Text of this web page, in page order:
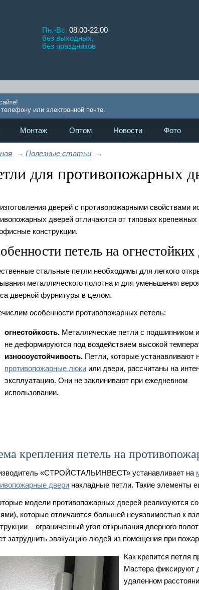
Пн.-Вс. 08.00-22.00
без выходных,
без праздников
или электронной почте.
Монтаж Оптом Новости Фото
→ Полезные статьи →
для противопожарных
дверей с противопожарными свойствами
дверей отличаются от типовых
конструкции.
петель на огнестойких
стальные петли необходимы для легкого
металлического полотна и для уменьшения
дверной фурнитуры в целом.
особенности противопожарных петель:
огнестойкость. Металлические петли с подшипником
не деформируются под воздействием высокой
износоустойчивость. Петли, которые устанавливают
противопожарные люки или двери, рассчитаны на
эксплуатацию. Они не заклинивают при ежедневном
использовании.
крепления петель на
«СТРОЙСТАЛЬИНВЕСТ» устанавливает на
двери накладные петли. Такие элементы
модели противопожарных дверей реализуются
которые отличаются большей неуязвимостью к
– ограниченный угол открывания дверного
затруднить эвакуацию людей из помещения при
Как крепится петля
Мастера фиксируют
удаленном